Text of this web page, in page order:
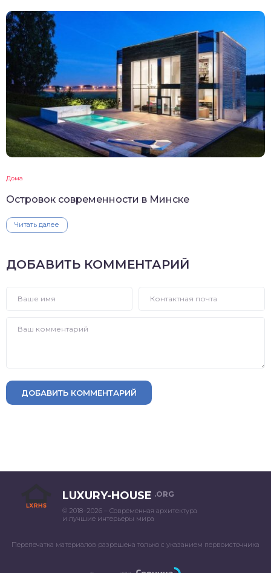
Дома
Островок современности в Минске
Читать далее
ДОБАВИТЬ КОММЕНТАРИЙ
ДОБАВИТЬ КОММЕНТАРИЙ
LUXURY-HOUSE .ORG
© 2018–2026 – Современная архитектура
и лучшие интерьеры мира
Перепечатка материалов разрешена только с указанием первоисточника